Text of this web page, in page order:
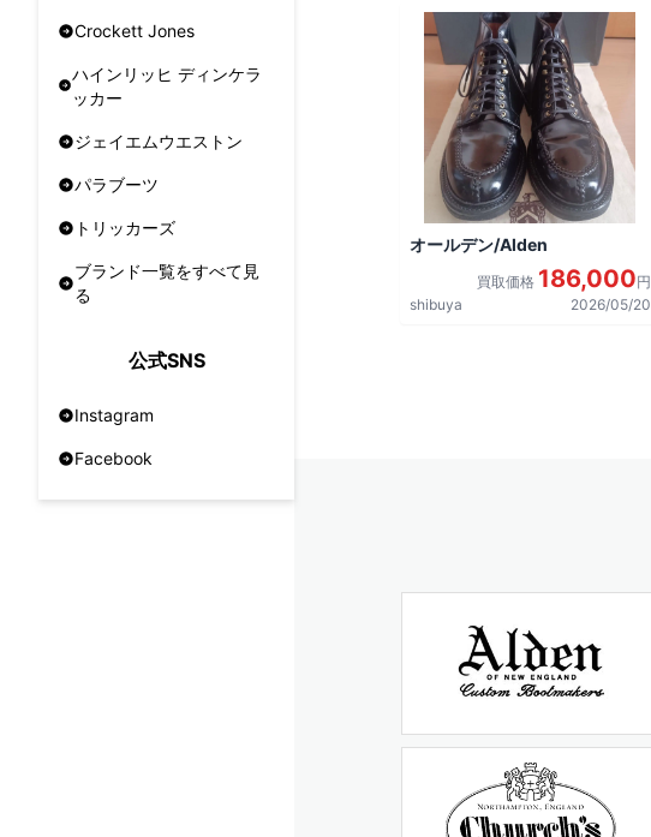
Crockett Jones
ハインリッヒ ディンケラ
ッカー
ジェイエムウエストン
パラブーツ
トリッカーズ
ブランド一覧をすべて見
る
公式SNS
Instagram
Facebook
オールデン/Alden
買取価格 186,000円
shibuya
2026/05/20